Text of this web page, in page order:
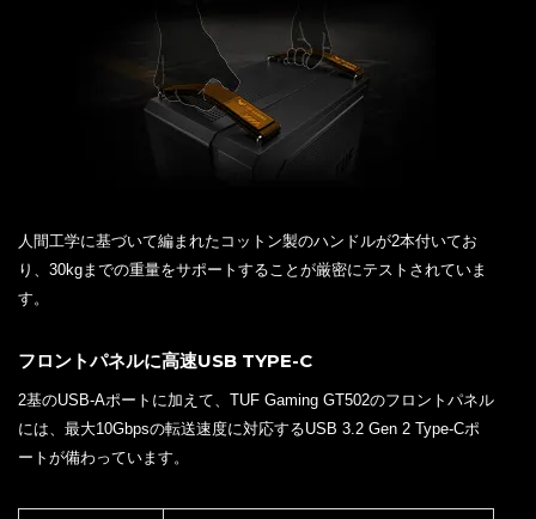
人間工学に基づいて編まれたコットン製のハンドルが2本付いてお
り、30kgまでの重量をサポートすることが厳密にテストされていま
す。
フロントパネルに高速USB TYPE-C
2基のUSB-Aポートに加えて、TUF Gaming GT502のフロントパネル
には、最大10Gbpsの転送速度に対応するUSB 3.2 Gen 2 Type-Cポ
ートが備わっています。